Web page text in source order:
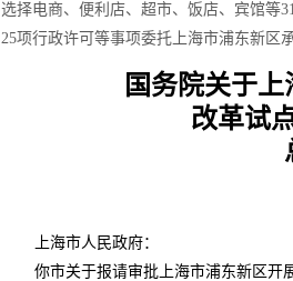
选择电商、便利店、超市、饭店、宾馆等
25项行政许可等事项委托上海市浦东新区
国务院关于
改革试
上海市人民政府：
你市关于报请审批上海市浦东新区开